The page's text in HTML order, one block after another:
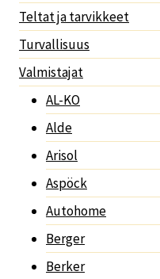
Teltat ja tarvikkeet
Turvallisuus
Valmistajat
AL-KO
Alde
Arisol
Aspöck
Autohome
Berger
Berker